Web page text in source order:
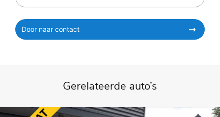
Door naar contact
Gerelateerde auto’s